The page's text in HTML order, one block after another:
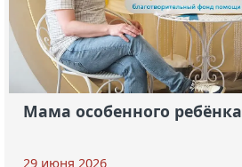
Мама особенного ребёнка
29 июня 2026